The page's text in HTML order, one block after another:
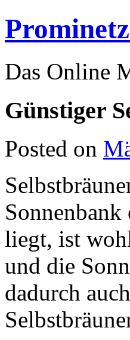
Das Online
Günstiger
Posted on
liegt, ist
und die
dadurch